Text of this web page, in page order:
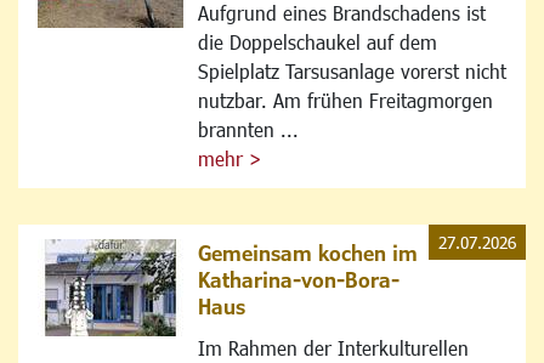
Aufgrund eines Brandschadens ist
die Doppelschaukel auf dem
Spielplatz Tarsusanlage vorerst nicht
nutzbar. Am frühen Freitagmorgen
brannten ...
mehr >
Gemeinsam kochen im
Katharina-von-Bora-
Haus
Im Rahmen der Interkulturellen
27.07.2026